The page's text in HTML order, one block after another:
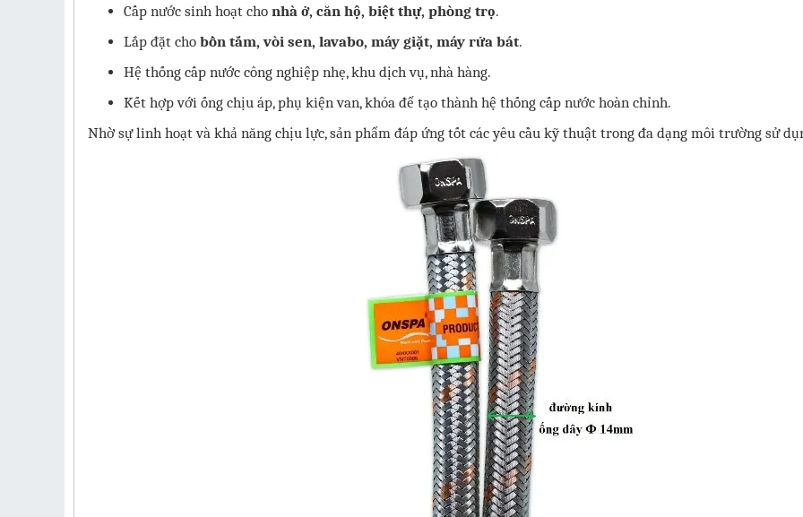
Cấp nước sinh hoạt cho nhà ở, căn hộ, biệt thự, phòng trọ.
Lắp đặt cho bồn tắm, vòi sen, lavabo, máy giặt, máy rửa bát.
Hệ thống cấp nước công nghiệp nhẹ, khu dịch vụ, nhà hàng.
Kết hợp với ống chịu áp, phụ kiện van, khóa để tạo thành hệ thống cấp nước hoàn chỉnh.
Nhờ sự linh hoạt và khả năng chịu lực, sản phẩm đáp ứng tốt các yêu cầu kỹ thuật trong đa dạng môi trường sử